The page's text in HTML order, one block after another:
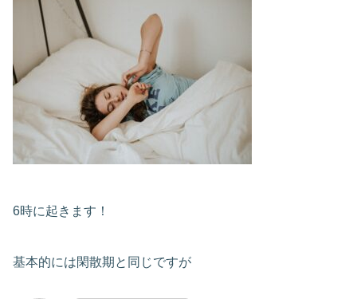
6時に起きます！
基本的には閑散期と同じですが